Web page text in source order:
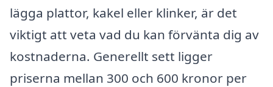
lägga plattor, kakel eller klinker, är det
viktigt att veta vad du kan förvänta dig av
kostnaderna. Generellt sett ligger
priserna mellan 300 och 600 kronor per